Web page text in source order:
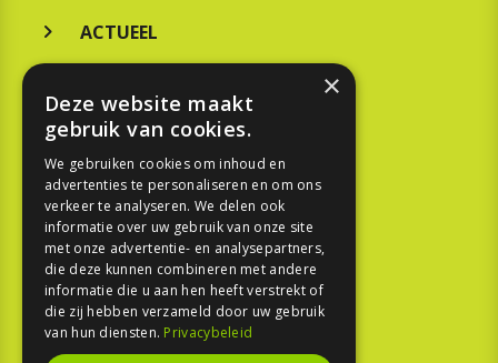
ACTUEEL
KOOPGIDS
TESTEN
SPORT
REPORTAGE
TOUREN
×
Deze website maakt
gebruik van cookies.
We gebruiken cookies om inhoud en
advertenties te personaliseren en om ons
verkeer te analyseren. We delen ook
informatie over uw gebruik van onze site
met onze advertentie- en analysepartners,
die deze kunnen combineren met andere
informatie die u aan hen heeft verstrekt of
die zij hebben verzameld door uw gebruik
van hun diensten. Privacybeleid